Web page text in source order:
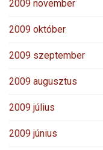
2009 november
2009 október
2009 szeptember
2009 augusztus
2009 július
2009 június